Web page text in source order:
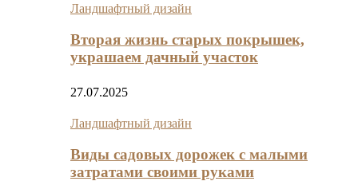
Ландшафтный дизайн
Вторая жизнь старых покрышек,
украшаем дачный участок
27.07.2025
Ландшафтный дизайн
Виды садовых дорожек с малыми
затратами своими руками